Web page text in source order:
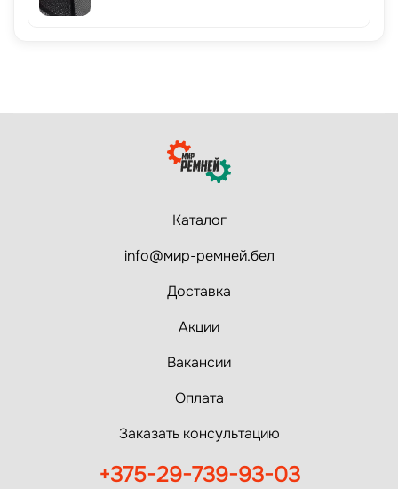
Каталог
info@мир-ремней.бел
Доставка
Акции
Вакансии
Оплата
Заказать консультацию
+375-29-739-93-03